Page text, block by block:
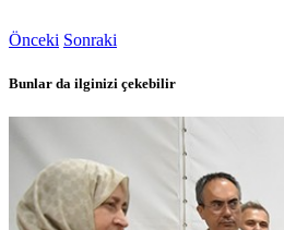
Önceki Sonraki
Bunlar da ilginizi çekebilir